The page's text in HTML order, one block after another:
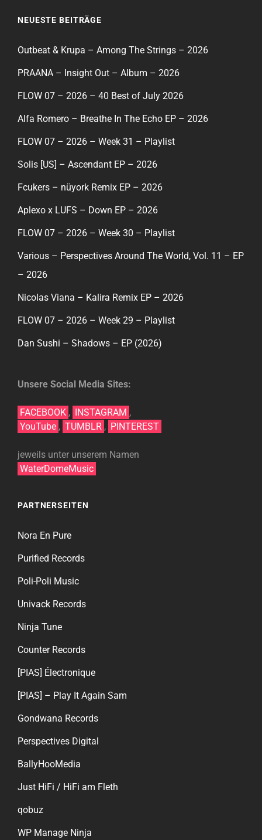
NEUESTE BEITRÄGE
Outbeat & Krupa – Among The Strings – 2026
PRAANA – Insight Out – Album – 2026
FLOW 07 – 2026 – 40 Best of July 2026
Alfa Romero – Breathe In The Echo EP – 2026
FLOW 07 – 2026 – Week 31 – Playlist
Solis [US] – Ascendant EP – 2026
Fcukers – nüyork Remix EP – 2026
Aplexo x LUFS – Down EP – 2026
FLOW 07 – 2026 – Week 30 – Playlist
Various – Perspectives Around The World, Vol. 11 – EP
– 2026
Nicolas Viana – Kalira Remix EP – 2026
FLOW 07 – 2026 – Week 29 – Playlist
Dan Sushi – Shadows – EP (2026)
Unsere Social Media Sites:
FACEBOOK , INSTAGRAM ,
YouTube , TUMBLR , PINTEREST
jeweils unter unserem Namen
WaterDomeMusic
PARTNERSEITEN
Nora En Pure
Purified Records
Poli-Poli Music
Univack Records
Ninja Tune
Counter Records
[PIAS] Électronique
[PIAS] – Play It Again Sam
Gondwana Records
Perspectives Digital
BallyHooMedia
Just HiFi / HiFi am Fleth
qobuz
WP Manage Ninja